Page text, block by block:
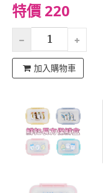
特價 220
加入購物車